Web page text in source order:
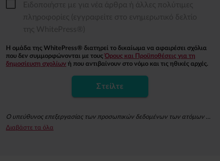
Ειδοποιήστε με για νέα άρθρα ή άλλες πολύτιμες
πληροφορίες (εγγραφείτε στο ενημερωτικό δελτίο
της WhitePress®)
Η ομάδα της WhitePress® διατηρεί το δικαίωμα να αφαιρέσει σχόλια
που δεν συμμορφώνονται με τουςΌρους και Προϋποθέσεις για τη
δημοσίευση σχολίων ή που αντιβαίνουν στο νόμο και τις ηθικές αρχές.
Στείλτε
Ο υπεύθυνος επεξεργασίας των προσωπικών δεδομένων των ατόμων που χρησιμοποιούν την whitepress.com και όλων των υποσελίδων της (εφεξής: η Υπηρεσία) κατά την έννοια του κανονισμού (ΕΕ) 2016/679 του Ευρωπαϊκού Κοινοβουλίου και του Συμβουλίου της 27ης Απριλίου 2016 για την προστασία των φυσικών προσώπων έναντι της επεξεργασίας δεδομένων προσωπικού χαρακτήρα και για την ελεύθερη κυκλοφορία των δεδομένων αυτών και την κατάργηση της οδηγίας 95/46/ΕΚ (εφεξής: ΓΚΠΔ) είναι συλλογικά η "WhitePress" Spółka z ograniczoną odpowiedzialnością με έδρα το Bielsko-Biała στη διεύθυνση ul. Legionów 26/28, εγγεγραμμένη στο Μητρώο Επιχειρηματιών του Εθνικού Δικαστικού Μητρώου που τηρείται από το Περιφερειακό Δικαστήριο του Bielsko-Biała, 8ο Οικονομικό Τμήμα του Εθνικού Δικαστικού Μητρώου με αριθμό KRS: 0000651339, NIP: 9372667797, REGON: 243400145 και οι άλλες
Διαβάστε τα όλα